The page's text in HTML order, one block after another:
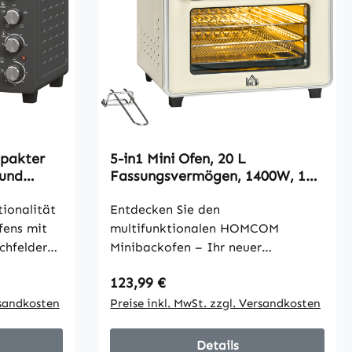
mit
grillen.
28 L
5-in1 Mini Ofen, 20 L
Fassungsvermögen, 1400W, 1
Timer
Entdecken Sie den
multifunktionalen HOMCOM
Minibackofen – Ihr neuer
Familiengerichte! Mit 5 Funktionen
in einem Miniofen: Aufwärmen,
Frittieren. Mit einem großzügigen
Regulärer Preis:
123,99 €
Preise inkl. MwSt. zzgl. Versandkosten
Details